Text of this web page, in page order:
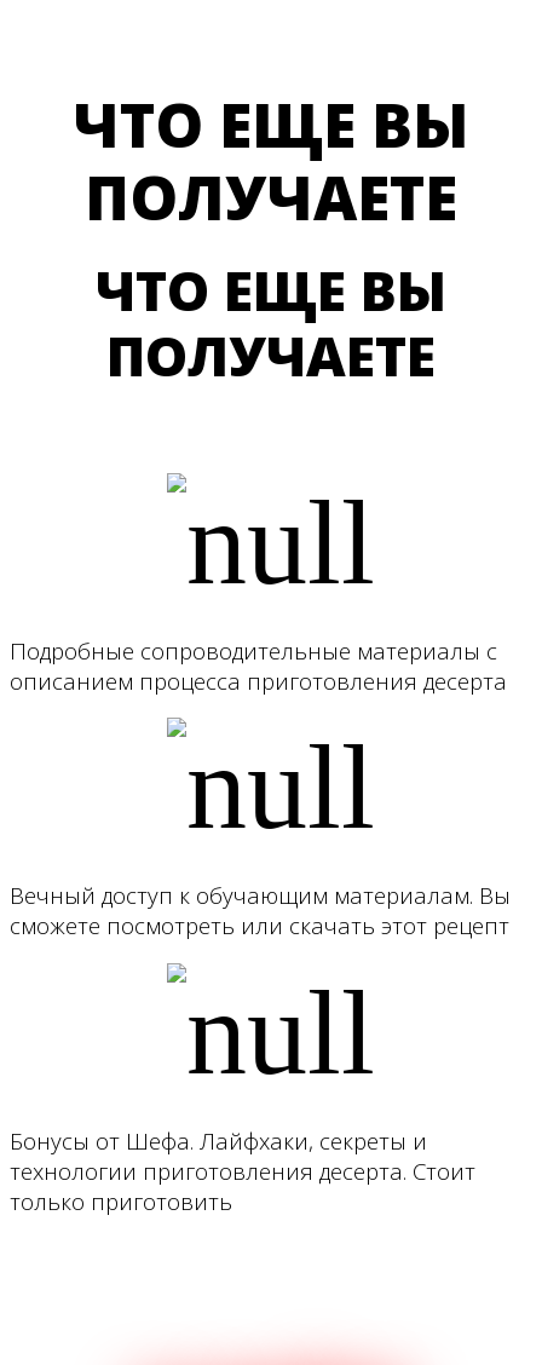
ЧТО ЕЩЕ ВЫ
ПОЛУЧАЕТЕ
ЧТО ЕЩЕ ВЫ
ПОЛУЧАЕТЕ
Подробные сопроводительные материалы с
описанием процесса приготовления десерта
Вечный доступ к обучающим материалам. Вы
сможете посмотреть или скачать этот рецепт
Бонусы от Шефа. Лайфхаки, секреты и
технологии приготовления десерта. Стоит
только приготовить